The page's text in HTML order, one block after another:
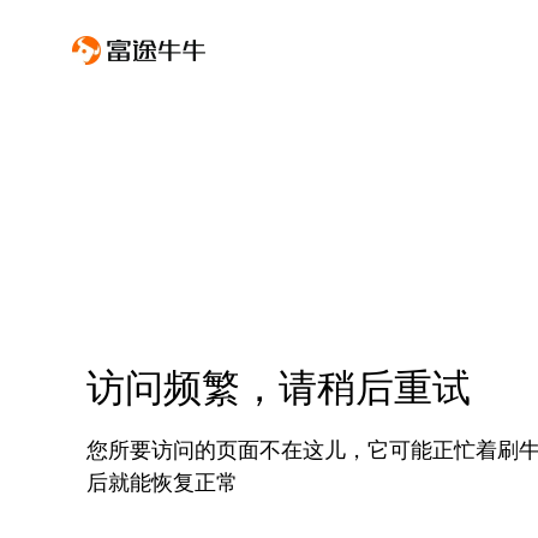
访问频繁，请稍后重试
您所要访问的页面不在这儿，它可能正忙着刷
后就能恢复正常